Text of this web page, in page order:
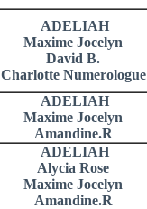
ADELIAH
Maxime Jocelyn
David B.
Charlotte Numerologue
ADELIAH
Maxime Jocelyn
Amandine.R
ADELIAH
Alycia Rose
Maxime Jocelyn
Amandine.R